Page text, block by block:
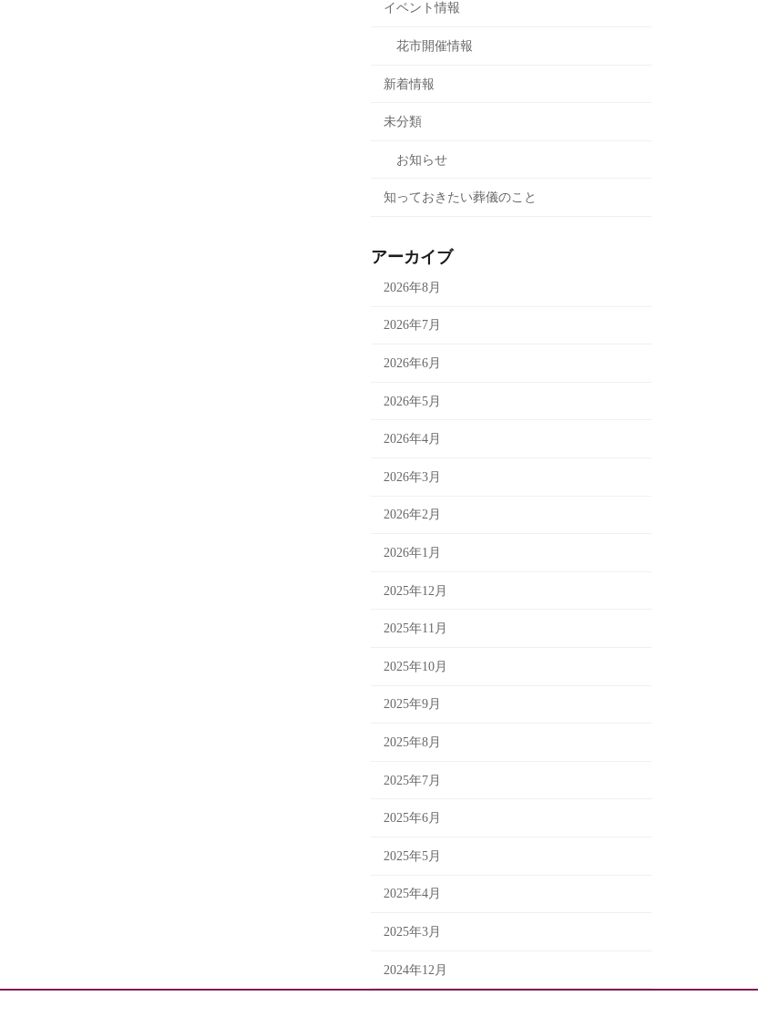
イベント情報
花市開催情報
新着情報
未分類
お知らせ
知っておきたい葬儀のこと
アーカイブ
2026年8月
2026年7月
2026年6月
2026年5月
2026年4月
2026年3月
2026年2月
2026年1月
2025年12月
2025年11月
2025年10月
2025年9月
2025年8月
2025年7月
2025年6月
2025年5月
2025年4月
2025年3月
2024年12月